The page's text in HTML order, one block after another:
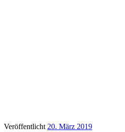
Veröffentlicht20. März 2019